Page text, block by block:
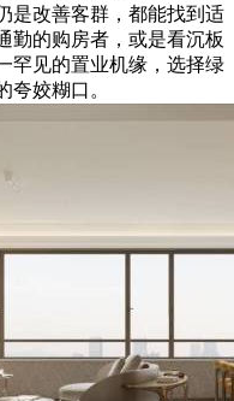
是改善客群，都能找到适
勤的购房者，或是看沉板
罕见的置业机缘，选择绿
夸姣糊口。